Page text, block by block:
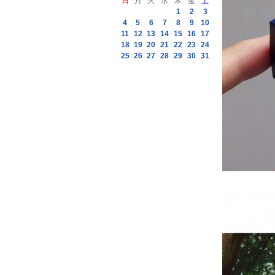
1
2
3
4
5 6 7 8 9
10
11 12 13 14 15 16 17
18 19 20 21 22 23 24
25 26 27 28 29 30 31